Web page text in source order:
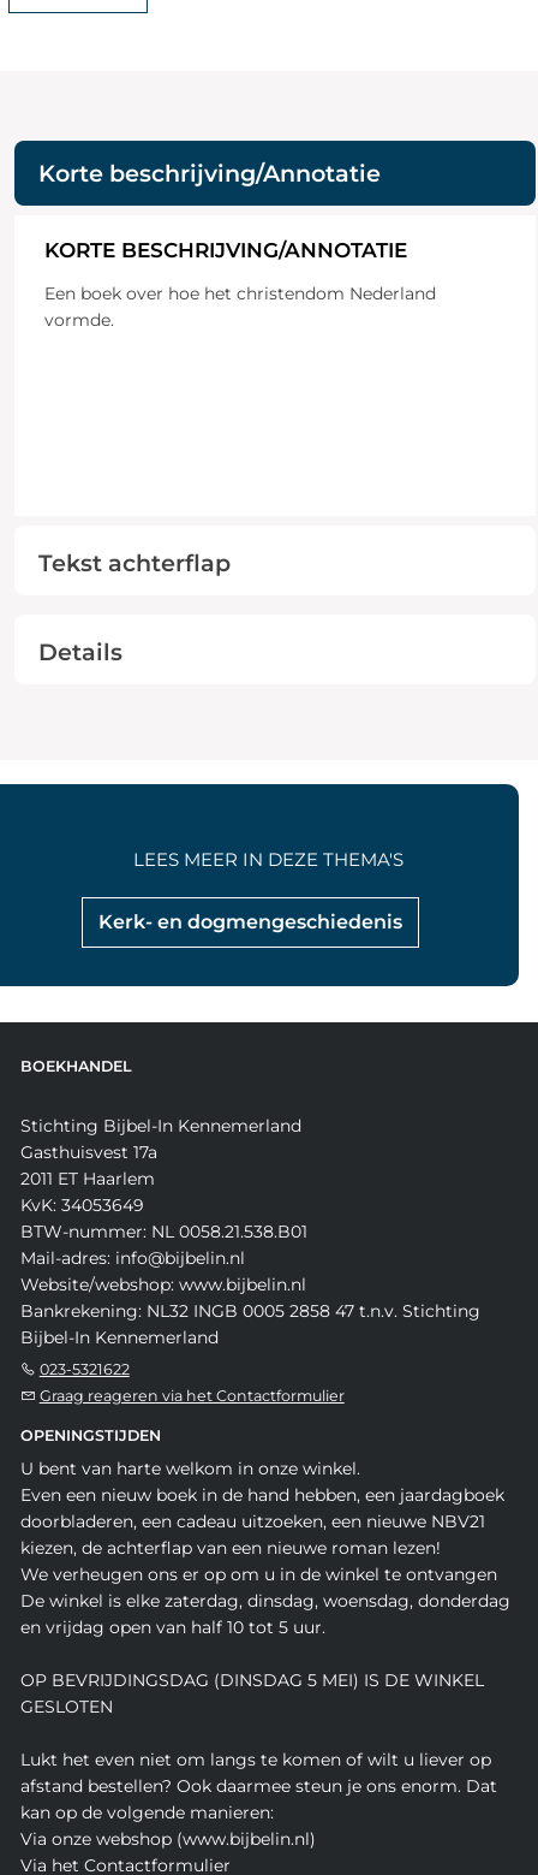
Korte beschrijving/Annotatie
KORTE BESCHRIJVING/ANNOTATIE
Een boek over hoe het christendom Nederland
vormde.
Tekst achterflap
Details
Kerk- en dogmengeschiedenis
LEES MEER IN DEZE THEMA'S
BOEKHANDEL
Stichting Bijbel-In Kennemerland
Gasthuisvest 17a
2011 ET Haarlem
KvK: 34053649
BTW-nummer: NL 0058.21.538.B01
Mail-adres: info@bijbelin.nl
Website/webshop: www.bijbelin.nl
Bankrekening: NL32 INGB 0005 2858 47 t.n.v. Stichting
Bijbel-In Kennemerland
023-5321622
Graag reageren via het Contactformulier
OPENINGSTIJDEN
U bent van harte welkom in onze winkel.
Even een nieuw boek in de hand hebben, een jaardagboek
doorbladeren, een cadeau uitzoeken, een nieuwe NBV21
kiezen, de achterflap van een nieuwe roman lezen!
We verheugen ons er op om u in de winkel te ontvangen
De winkel is elke zaterdag, dinsdag, woensdag, donderdag
en vrijdag open van half 10 tot 5 uur.
OP BEVRIJDINGSDAG (DINSDAG 5 MEI) IS DE WINKEL
GESLOTEN
Lukt het even niet om langs te komen of wilt u liever op
afstand bestellen? Ook daarmee steun je ons enorm. Dat
kan op de volgende manieren:
Via onze webshop (www.bijbelin.nl)
Via het Contactformulier